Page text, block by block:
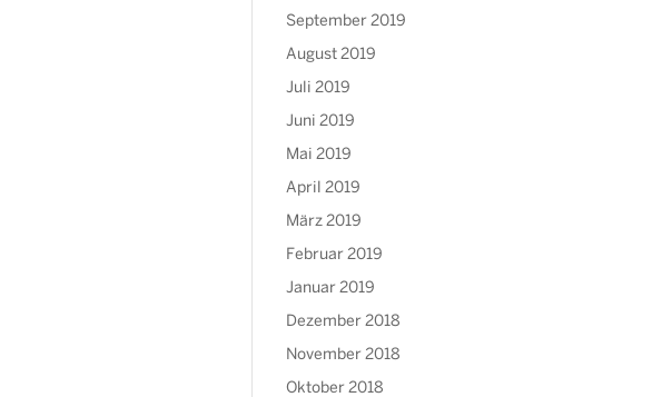
September 2019
August 2019
Juli 2019
Juni 2019
Mai 2019
April 2019
März 2019
Februar 2019
Januar 2019
Dezember 2018
November 2018
Oktober 2018